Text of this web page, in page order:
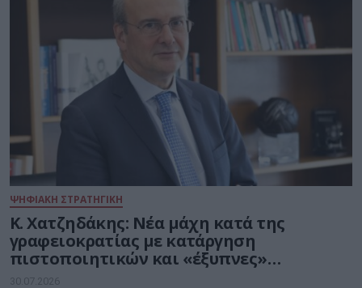
ΨΗΦΙΑΚΗ ΣΤΡΑΤΗΓΙΚΗ
Κ. Χατζηδάκης: Νέα μάχη κατά της
γραφειοκρατίας με κατάργηση
πιστοποιητικών και «έξυπνες»
διασταυρώσεις του Δημοσίου
30.07.2026